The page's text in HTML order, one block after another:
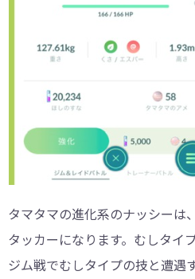
タマタマの進化系のナッシーは
タッカーになります。むしタイ
ジム戦でむしタイプの技と遭遇